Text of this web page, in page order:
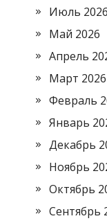
Июль 2026
Май 2026
Апрель
Март 2026
Февраль
Январь
Декабрь
Ноябрь
Октябрь
Сентябрь